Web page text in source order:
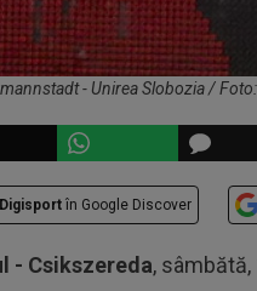
- Unirea Slobozia /
Digisport în Google Discover
- Csikszereda, sâmbătă,